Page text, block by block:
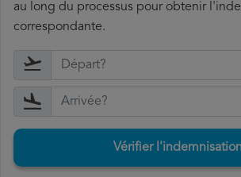
au long du processus pour obtenir
correspondante.
Vérifier